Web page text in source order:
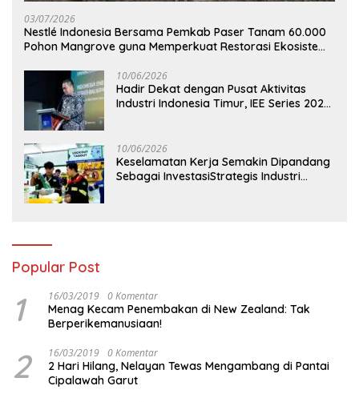
03/07/2026
Nestlé Indonesia Bersama Pemkab Paser Tanam 60.000
Pohon Mangrove guna Memperkuat Restorasi Ekosistem
10/06/2026
Hadir Dekat dengan Pusat Aktivitas
Industri Indonesia Timur, IEE Series 2026
10/06/2026
Keselamatan Kerja Semakin Dipandang
Sebagai InvestasiStrategis Industri
Popular Post
1 16/03/2019 0 Komentar
Menag Kecam Penembakan di New Zealand: Tak
Berperikemanusiaan!
2 16/03/2019 0 Komentar
2 Hari Hilang, Nelayan Tewas Mengambang di Pantai
Cipalawah Garut